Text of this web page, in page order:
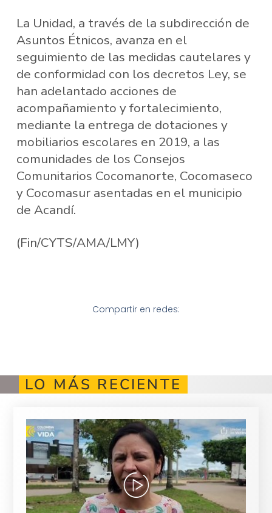
La Unidad, a través de la subdirección de
Asuntos Étnicos, avanza en el
seguimiento de las medidas cautelares y
de conformidad con los decretos Ley, se
han adelantado acciones de
acompañamiento y fortalecimiento,
mediante la entrega de dotaciones y
mobiliarios escolares en 2019, a las
comunidades de los Consejos
Comunitarios Cocomanorte, Cocomaseco
y Cocomasur asentadas en el municipio
de Acandí.
(Fin/CYTS/AMA/LMY)
Compartir en redes:
LO MÁS RECIENTE